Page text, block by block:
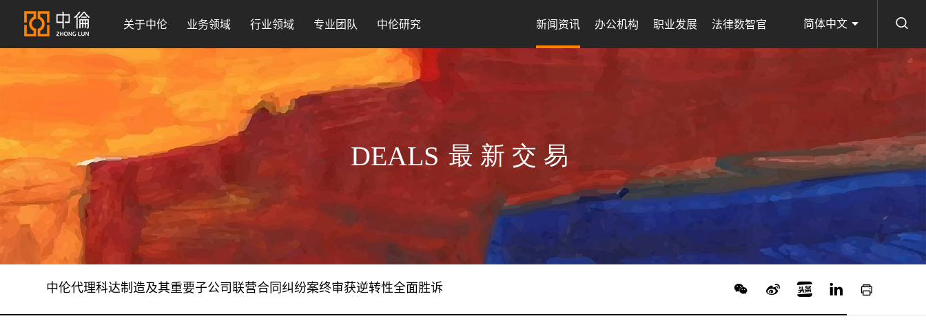
关于中伦 业务领域 行业领域 专业团队 中伦研究 新闻资讯 办公机构 职业发展 法律数智官 简体中文
DEALS 最新交易
中伦代理科达制造及其重要子公司联营合同纠纷案终审获逆转性全面胜诉